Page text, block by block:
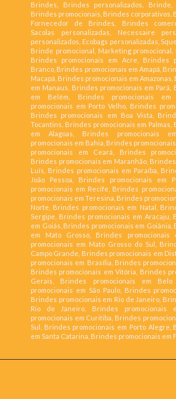
Brindes, Brindes personalizados, Brinde,
Brindes promocionais, Brindes corporativos,
Fornecedor de Brindes, Brindes
Sacolas personalizadas, Necessaire
personalizados, Ecobags personalizadas,
Brinde promocional, Marketing promocional,
Brindes promocionais em Acre, Brindes
Branco, Brindes promocionais em Amapá,
Macapá, Brindes promocionais em
em Manaus, Brindes promocionais em Pará,
em Belém, Brindes promocionais em
promocionais em Porto Velho, Brindes
Brindes promocionais em Boa Vista,
Tocantins, Brindes promocionais em Palmas,
em Alagoas, Brindes promocionais
promocionais em Bahia, Brindes
promocionais em Ceará, Brindes
Brindes promocionais em Maranhão,
Luís, Brindes promocionais em Paraíba,
João Pessoa, Brindes promocionais em
promocionais em Recife, Brindes
promocionais em Teresina, Brindes
Norte, Brindes promocionais em Natal,
Sergipe, Brindes promocionais em Aracaju,
em Goiás, Brindes promocionais em
em Mato Grosso, Brindes promocionais
promocionais em Mato Grosso do Sul,
Campo Grande, Brindes promocionais em
promocionais em Brasília, Brindes
Brindes promocionais em Vitória, Brindes
Gerais, Brindes promocionais em Belo
promocionais em São Paulo, Brindes
Brindes promocionais em Rio de Janeiro,
Rio de Janeiro, Brindes promocionais
promocionais em Curitiba, Brindes
Sul, Brindes promocionais em Porto Alegre,
em Santa Catarina, Brindes promocionais em